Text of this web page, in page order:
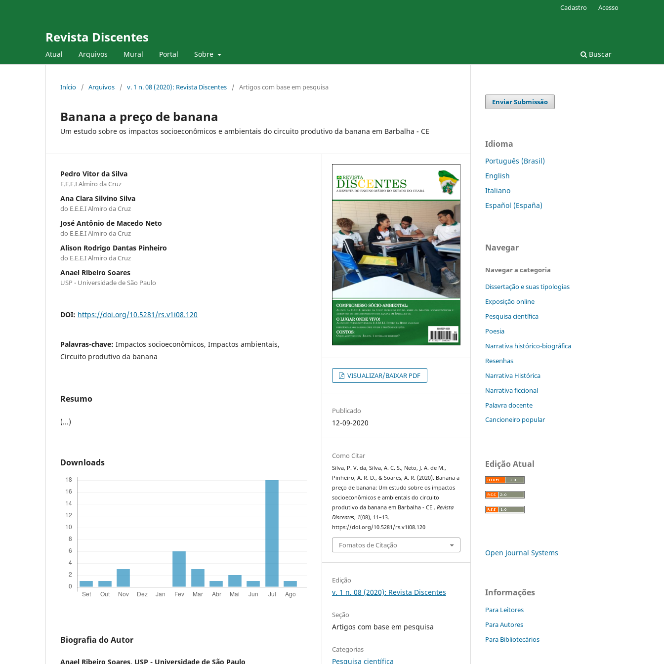
Revista Discentes
Atual Arquivos Mural Portal Sobre Buscar
Cadastro Acesso
Início / Arquivos / v. 1 n. 08 (2020): Revista Discentes / Artigos com base em pesquisa
Banana a preço de banana
Um estudo sobre os impactos socioeconômicos e ambientais do circuito produtivo da banana em Barbalha - CE
Pedro Vitor da Silva
E.E.E.I Almiro da Cruz
Ana Clara Silvino Silva
do E.E.E.I Almiro da Cruz
José Antônio de Macedo Neto
do E.E.E.I Almiro da Cruz
Alison Rodrigo Dantas Pinheiro
do E.E.E.I Almiro da Cruz
Anael Ribeiro Soares
USP - Universidade de São Paulo
DOI: https://doi.org/10.5281/rs.v1i08.120
Palavras-chave: Impactos socioeconômicos, Impactos ambientais,
Circuito produtivo da banana
Resumo
(...)
Downloads
Biografia do Autor
Anael Ribeiro Soares, USP - Universidade de São Paulo
VISUALIZAR/BAIXAR PDF
Publicado
12-09-2020
Como Citar
Silva, P. V. da, Silva, A. C. S., Neto, J. A. de M.,
Pinheiro, A. R. D., & Soares, A. R. (2020). Banana a
preço de banana: Um estudo sobre os impactos
socioeconômicos e ambientais do circuito
produtivo da banana em Barbalha - CE .Revista
Discentes, 1(08), 11–13.
https://doi.org/10.5281/rs.v1i08.120
Fomatos de Citação
Edição
v. 1 n. 08 (2020): Revista Discentes
Seção
Artigos com base em pesquisa
Categorias
Pesquisa científica
Enviar Submissão
Idioma
Português (Brasil)
English
Italiano
Español (España)
Navegar
Navegar a categoria
Dissertação e suas tipologias
Exposição online
Pesquisa científica
Poesia
Narrativa histórico-biográfica
Resenhas
Narrativa Histórica
Narrativa ficcional
Palavra docente
Cancioneiro popular
Edição Atual
Open Journal Systems
Informações
Para Leitores
Para Autores
Para Bibliotecários